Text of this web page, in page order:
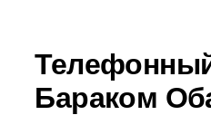
Бараком